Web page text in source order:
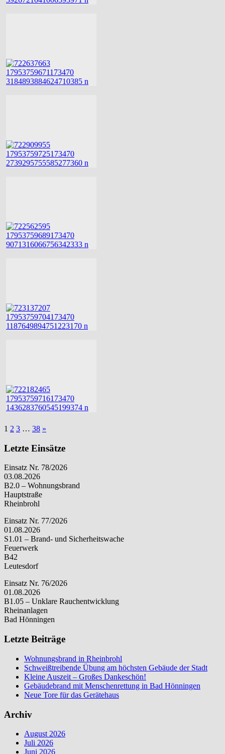
1 2 3 … 38 »
Letzte Einsätze
Einsatz Nr. 78/2026
03.08.2026
B2.0 – Wohnungsbrand
Hauptstraße
Rheinbrohl
Einsatz Nr. 77/2026
01.08.2026
S1.01 – Brand- und Sicherheitswache
Feuerwerk
B42
Leutesdorf
Einsatz Nr. 76/2026
01.08.2026
B1.05 – Unklare Rauchentwicklung
Rheinanlagen
Bad Hönningen
Letzte Beiträge
Wohnungsbrand in Rheinbrohl
Schweißtreibende Übung am höchsten Gebäude der Stadt
Kleine Auszeit – Großes Dankeschön!
Gebäudebrand mit Menschenrettung in Bad Hönningen
Neue Tore für das Gerätehaus
Archiv
August 2026
Juli 2026
Juni 2026